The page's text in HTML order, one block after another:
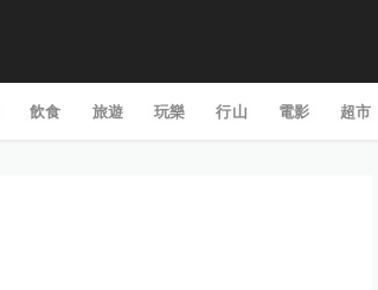
飲食 旅遊 玩樂 行山 電影 超市